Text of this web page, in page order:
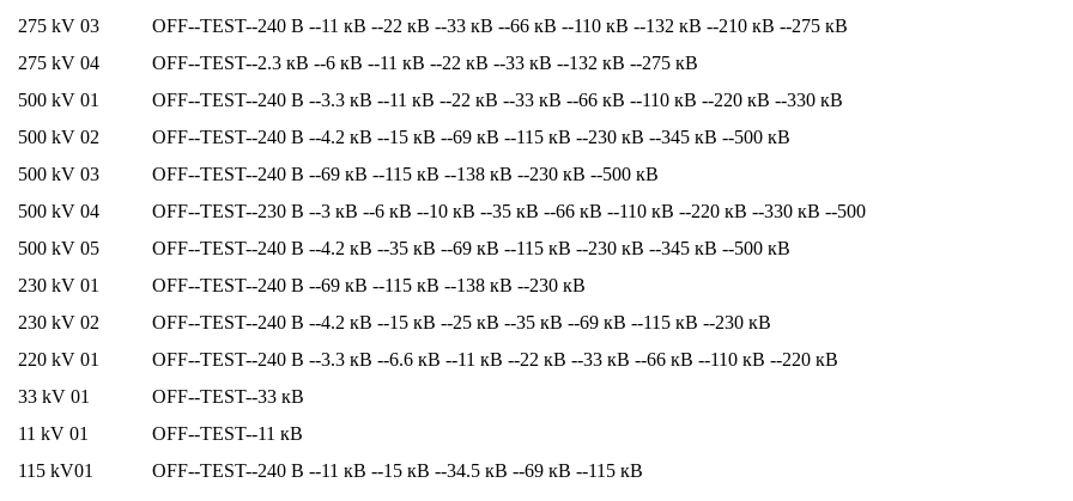
275 kV 03
OFF--TEST--240 В --11 кВ --22 кВ --33 кВ --66 кВ --110 кВ --132 кВ --210 кВ --275 кВ
275 kV 04
OFF--TEST--2.3 кВ --6 кВ --11 кВ --22 кВ --33 кВ --132 кВ --275 кВ
500 kV 01
OFF--TEST--240 В --3.3 кВ --11 кВ --22 кВ --33 кВ --66 кВ --110 кВ --220 кВ --330 кВ
500 kV 02
OFF--TEST--240 В --4.2 кВ --15 кВ --69 кВ --115 кВ --230 кВ --345 кВ --500 кВ
500 kV 03
OFF--TEST--240 В --69 кВ --115 кВ --138 кВ --230 кВ --500 кВ
500 kV 04
OFF--TEST--230 В --3 кВ --6 кВ --10 кВ --35 кВ --66 кВ --110 кВ --220 кВ --330 кВ --500
500 kV 05
OFF--TEST--240 В --4.2 кВ --35 кВ --69 кВ --115 кВ --230 кВ --345 кВ --500 кВ
230 kV 01
OFF--TEST--240 В --69 кВ --115 кВ --138 кВ --230 кВ
230 kV 02
OFF--TEST--240 В --4.2 кВ --15 кВ --25 кВ --35 кВ --69 кВ --115 кВ --230 кВ
220 kV 01
OFF--TEST--240 В --3.3 кВ --6.6 кВ --11 кВ --22 кВ --33 кВ --66 кВ --110 кВ --220 кВ
33 kV 01
OFF--TEST--33 кВ
11 kV 01
OFF--TEST--11 кВ
115 kV01
OFF--TEST--240 В --11 кВ --15 кВ --34.5 кВ --69 кВ --115 кВ